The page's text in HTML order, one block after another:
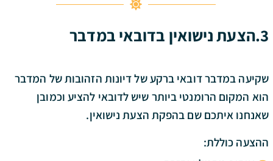
3.הצעת נישואין בדובאי במדבר
שקיעה במדבר דובאי ברקע של דיונות הזהובות של המדבר
הוא המקום הרומנטי ביותר שיש לדובאי להציע וכמובן
שאנחנו איתכם שם בהפקת הצעת נישואין.
ההצעה כוללת: